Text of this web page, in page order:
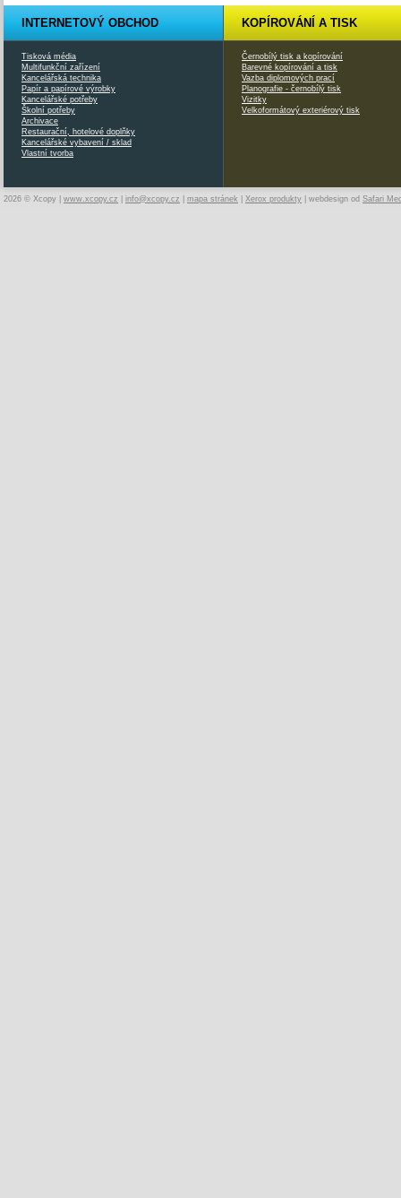
INTERNETOVÝ OBCHOD
Tisková média
Multifunkční zařízení
Kancelářská technika
Papír a papírové výrobky
Kancelářské potřeby
Školní potřeby
Archivace
Restaurační, hotelové doplňky
Kancelářské vybavení / sklad
Vlastní tvorba
KOPÍROVÁNÍ A TISK
Černobílý tisk a kopírování
Barevné kopírování a tisk
Vazba diplomových prací
Planografie - černobílý tisk
Vizitky
Velkoformátový exteriérový tisk
2026 © Xcopy | www.xcopy.cz info@xcopy.cz mapa stránek Xerox produkty | webdesign od Safari